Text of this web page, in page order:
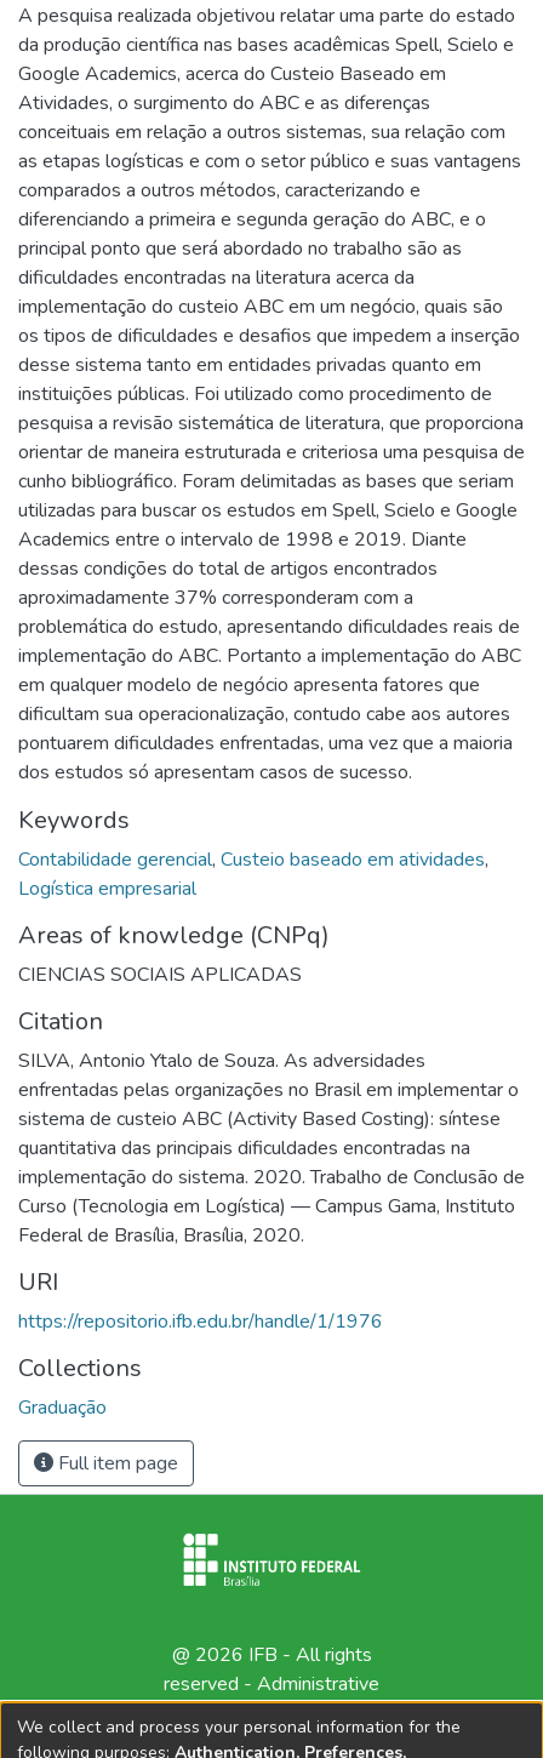
A pesquisa realizada objetivou relatar uma parte do estado
da produção científica nas bases acadêmicas Spell, Scielo e
Google Academics, acerca do Custeio Baseado em
Atividades, o surgimento do ABC e as diferenças
conceituais em relação a outros sistemas, sua relação com
as etapas logísticas e com o setor público e suas vantagens
comparados a outros métodos, caracterizando e
diferenciando a primeira e segunda geração do ABC, e o
principal ponto que será abordado no trabalho são as
dificuldades encontradas na literatura acerca da
implementação do custeio ABC em um negócio, quais são
os tipos de dificuldades e desafios que impedem a inserção
desse sistema tanto em entidades privadas quanto em
instituições públicas. Foi utilizado como procedimento de
pesquisa a revisão sistemática de literatura, que proporciona
orientar de maneira estruturada e criteriosa uma pesquisa de
cunho bibliográfico. Foram delimitadas as bases que seriam
utilizadas para buscar os estudos em Spell, Scielo e Google
Academics entre o intervalo de 1998 e 2019. Diante
dessas condições do total de artigos encontrados
aproximadamente 37% corresponderam com a
problemática do estudo, apresentando dificuldades reais de
implementação do ABC. Portanto a implementação do ABC
em qualquer modelo de negócio apresenta fatores que
dificultam sua operacionalização, contudo cabe aos autores
pontuarem dificuldades enfrentadas, uma vez que a maioria
dos estudos só apresentam casos de sucesso.
Keywords
Contabilidade gerencial, Custeio baseado em atividades,
Logística empresarial
Areas of knowledge (CNPq)
CIENCIAS SOCIAIS APLICADAS
Citation
SILVA, Antonio Ytalo de Souza. As adversidades
enfrentadas pelas organizações no Brasil em implementar o
sistema de custeio ABC (Activity Based Costing): síntese
quantitativa das principais dificuldades encontradas na
implementação do sistema. 2020. Trabalho de Conclusão de
Curso (Tecnologia em Logística) — Campus Gama, Instituto
Federal de Brasília, Brasília, 2020.
URI
https://repositorio.ifb.edu.br/handle/1/1976
Collections
Graduação
Full item page
@ 2026 IFB - All rights
reserved - Administrative
We collect and process your personal information for the
following purposes: Authentication, Preferences,